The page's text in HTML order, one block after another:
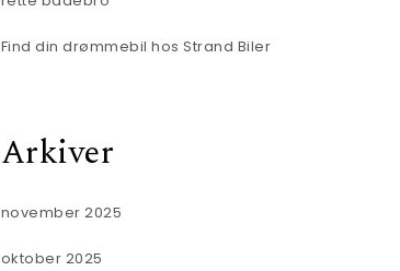
Find din drømmebil hos Strand Biler
Arkiver
november 2025
oktober 2025